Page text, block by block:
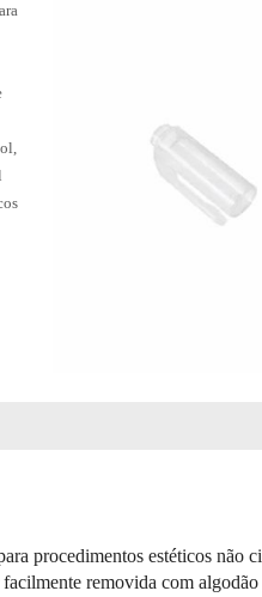
procedimentos estéticos
removida com